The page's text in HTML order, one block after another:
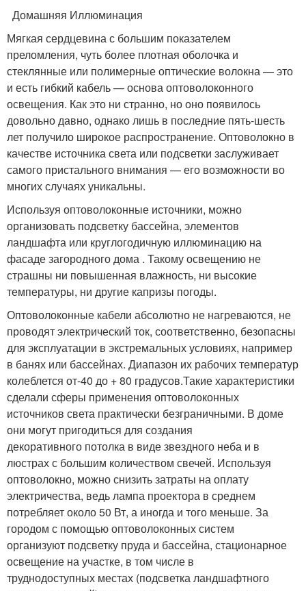
Домашняя Иллюминация
Мягкая сердцевина с большим показателем
преломления, чуть более плотная оболочка и
стеклянные или полимерные оптические волокна — это
и есть гибкий кабель — основа оптоволоконного
освещения. Как это ни странно, но оно появилось
довольно давно, однако лишь в последние пять-шесть
лет получило широкое распространение. Оптоволокно в
качестве источника света или подсветки заслуживает
самого пристального внимания — его возможности во
многих случаях уникальны.
Используя оптоволоконные источники, можно
организовать подсветку бассейна, элементов
ландшафта или круглогодичную иллюминацию на
фасаде загородного дома . Такому освещению не
страшны ни повышенная влажность, ни высокие
температуры, ни другие капризы погоды.
Оптоволоконные кабели абсолютно не нагреваются, не
проводят электрический ток, соответственно, безопасны
для эксплуатации в экстремальных условиях, например
в банях или бассейнах. Диапазон их рабочих температур
колеблется от-40 до + 80 градусов.Такие характеристики
сделали сферы применения оптоволоконных
источников света практически безграничными. В доме
они могут пригодиться для создания
декоративного потолка в виде звездного неба и в
люстрах с большим количеством свечей. Используя
оптоволокно, можно снизить затраты на оплату
электричества, ведь лампа проектора в среднем
потребляет около 50 Вт, а иногда и того меньше. За
городом с помощью оптоволоконных систем
организуют подсветку пруда и бассейна, стационарное
освещение на участке, в том числе в
труднодоступных местах (подсветка ландшафтного